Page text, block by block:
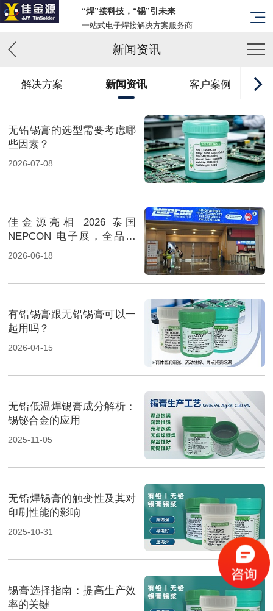
“焊”接科技，“锡”引未来
一站式电子焊接解决方案服务商
新闻资讯
解决方案 新闻资讯 客户案例
无铅锡膏的选型需要考虑哪
些因素？
2026-07-08
佳金源亮相 2026 泰国
NEPCON 电子展，全品类
焊料重磅展出，高性能锡膏
2026-06-18
有铅锡膏跟无铅锡膏可以一
起用吗？
2026-04-15
无铅低温焊锡膏成分解析：
锡铋合金的应用
2025-11-05
无铅焊锡膏的触变性及其对
印刷性能的影响
2025-10-31
锡膏选择指南：提高生产效
率的关键